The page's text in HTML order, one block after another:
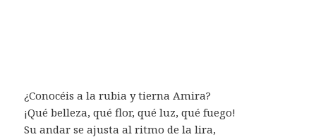
¿Conocéis a la rubia y tierna Amira?
¡Qué belleza, qué flor, qué luz, qué fuego!
Su andar se ajusta al ritmo de la lira,